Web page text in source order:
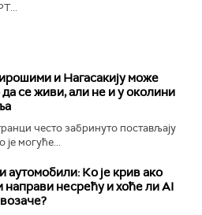
и Нагасакију може
се живи, али не и у околини
често забринуто постављају
је могуће...
аутомобили: Ко је крив ако
направи несрећу и хоће ли AI